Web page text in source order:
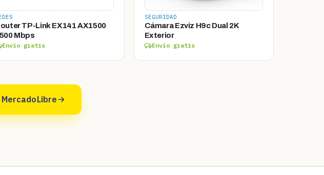
TP-Link EX141 AX1500
Mbps
Envío gratis
SEGURIDAD
Cámara Ezviz H9c Dual 2K
Exterior
Envío gratis